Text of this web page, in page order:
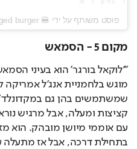
פוסט משותף על ידי ‏‎🍔 George's dry aged burger 🍔‎‏ (@‏‎gdburger‎‏)
מקום 5 - הסמאש